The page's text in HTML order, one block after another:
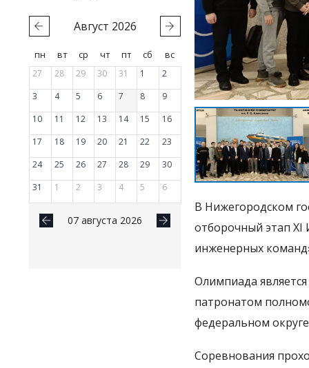
Август 2026
пн вт ср чт пт сб
вс
27
28 29 30 31 1
2
3
4 5 6 7 8
9
10
11 12 13 14 15
16
17
18 19 20 21 22
23
24
25 26 27 28 29
30
31
1 2 3 4 5 6
07 августа 2026
В Нижегородском
отборочный этап
инженерных
Олимпиада
патронатом
федеральном
Соревнования